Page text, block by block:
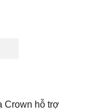
Crown hỗ trợ